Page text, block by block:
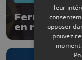
Fermeture
en raison
leur
opposer
pouvez
moment